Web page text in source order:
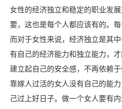
女性的经济独立和稳定的职业发
要，这也是每个人都应该有的。
而对于女性来说，经济独立是其
有自己的经济能力和独立能力，
建立起自己的安全感，不再依赖于
靠嫁人过活的女人没有自己的能
己过上好日子。做一个女人要有